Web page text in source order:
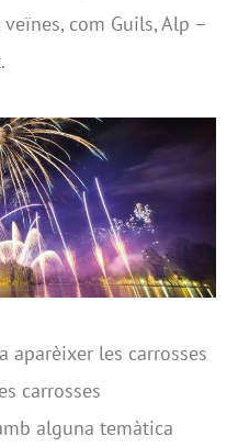
com Guils, Alp –
aparèixer les carrosses
carrosses
alguna temàtica